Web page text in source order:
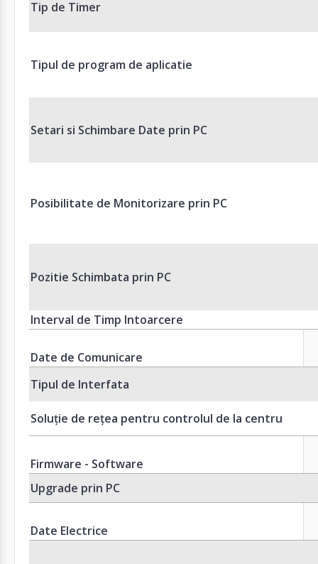
Tip de Timer
Tipul de program de aplicatie
Setari si Schimbare Date prin PC
Posibilitate de Monitorizare prin PC
Pozitie Schimbata prin PC
Interval de Timp Intoarcere
Date de Comunicare
Tipul de Interfata
Soluție de rețea pentru controlul de la centru
Firmware - Software
Upgrade prin PC
Date Electrice